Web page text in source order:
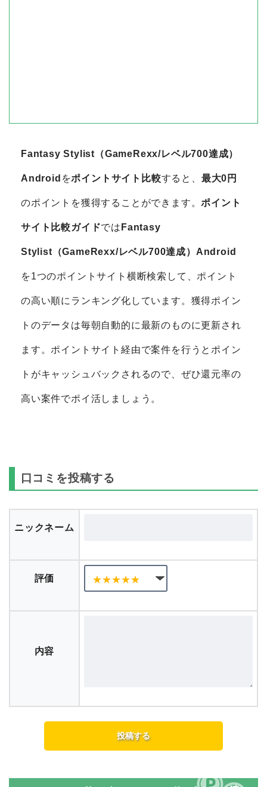
Fantasy Stylist（GameRexx/レベル700達成）
Android をポイントサイト比較すると、 最大0円
のポイントを獲得することができます。ポイント
サイト比較ガイドでは Fantasy
Stylist（GameRexx/レベル700達成）Android
を1つのポイントサイト横断検索して、ポイント
の高い順にランキング化しています。獲得ポイン
トのデータは毎朝自動的に最新のものに更新され
ます。ポイントサイト経由で案件を行うとポイン
トがキャッシュバックされるので、ぜひ還元率の
高い案件でポイ活しましょう。
口コミを投稿する
ニックネーム
評価
内容